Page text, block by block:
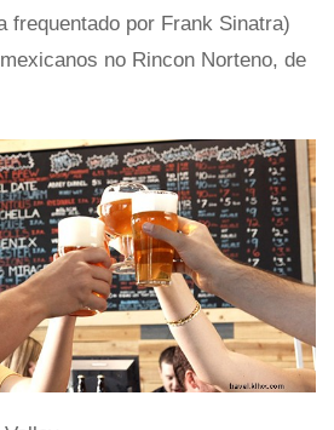
frequentado por Frank Sinatra)
no Rincon Norteno, de